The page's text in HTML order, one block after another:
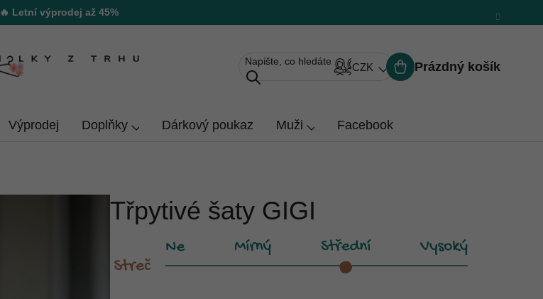
🔥 Letní výprodej až 45%
Nákupní
Prázdný košík
CZK
Výprodej Doplňky Dárkový poukaz Muži Facebook
Třpytivé šaty GIGI